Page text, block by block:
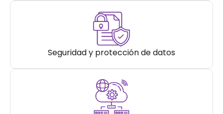
Seguridad y protección de datos